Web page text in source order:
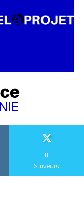
11
Suiveurs